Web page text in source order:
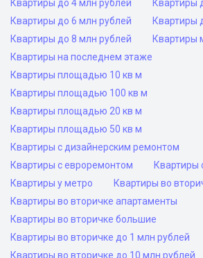
Квартиры до 4 млн рублей
Квартиры
Квартиры до 6 млн рублей
Квартиры
Квартиры до 8 млн рублей
Квартиры
Квартиры на последнем этаже
Квартиры площадью 10 кв м
Квартиры площадью 100 кв м
Квартиры площадью 20 кв м
Квартиры площадью 50 кв м
Квартиры с дизайнерским ремонтом
Квартиры с евроремонтом
Квартиры
Квартиры у метро
Квартиры во
Квартиры во вторичке апартаменты
Квартиры во вторичке большие
Квартиры во вторичке до 1 млн рублей
Квартиры во вторичке до 10 млн рублей